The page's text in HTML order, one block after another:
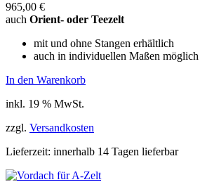
965,00 €
auch Orient- oder Teezelt
mit und ohne Stangen erhältlich
auch in individuellen Maßen möglich
In den Warenkorb
inkl. 19 % MwSt.
zzgl. Versandkosten
Lieferzeit: innerhalb 14 Tagen lieferbar